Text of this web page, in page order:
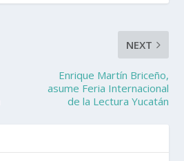
NEXT
Enrique Martín Briceño,
asume Feria Internacional
de la Lectura Yucatán